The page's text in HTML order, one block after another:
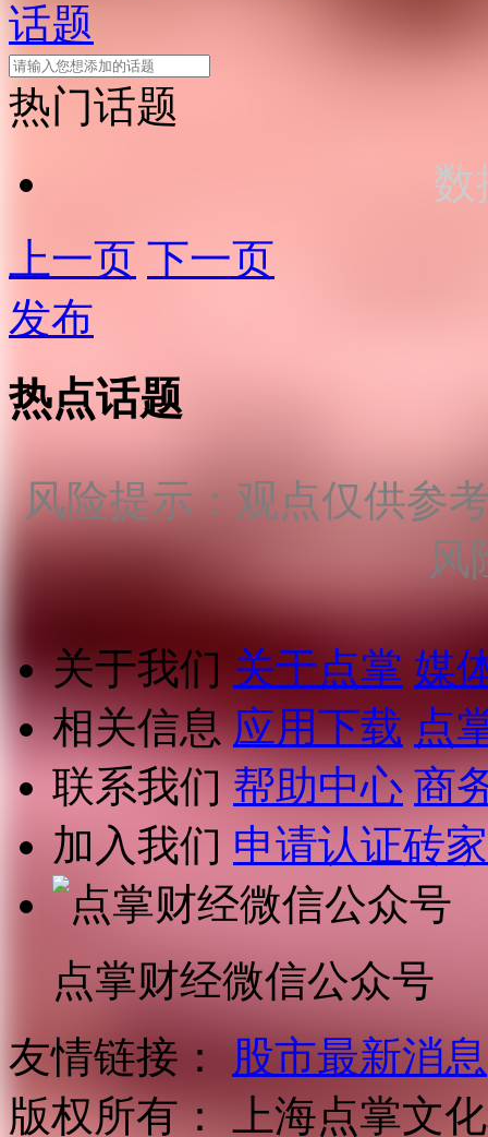
话题
热门话题
数
上一页 下一页
发布
热点话题
风险提示：观点仅供参
风
关于我们 关于点掌 媒
相关信息 应用下载 点
联系我们 帮助中心 商
加入我们 申请认证砖家
点掌财经微信公众号
友情链接：
股市最新消息
版权所有：
上海点掌文